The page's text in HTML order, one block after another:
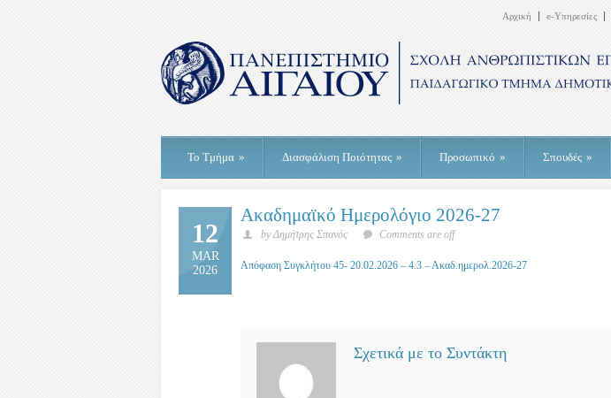
Αρχική e-Υπηρεσίες
Το Τμήμα » Διασφάλιση Ποιότητας » Προσωπικό » Σπουδές »
12
MAR
2026
Ακαδημαϊκό Ημερολόγιο 2026-27
by Δημήτρης Σπανός Comments are off
Απόφαση Συγκλήτου 45- 20.02.2026 – 4.3 – Ακαδ.ημερολ.2026-27
Σχετικά με το Συντάκτη